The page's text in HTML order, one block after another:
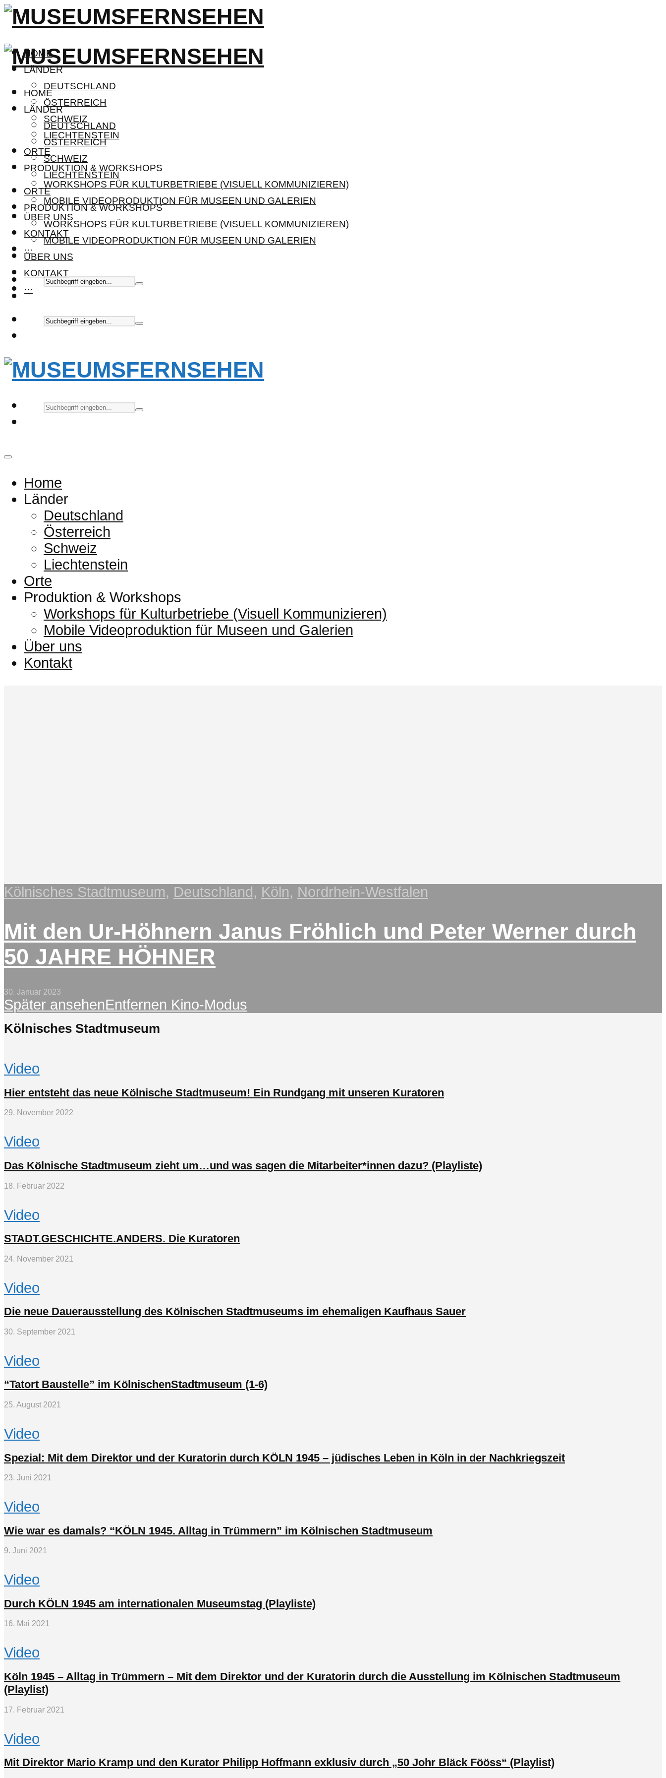
HOME
LÄNDER
DEUTSCHLAND
ÖSTERREICH
SCHWEIZ
LIECHTENSTEIN
ORTE
PRODUKTION & WORKSHOPS
WORKSHOPS FÜR KULTURBETRIEBE (VISUELL KOMMUNIZIEREN)
MOBILE VIDEOPRODUKTION FÜR MUSEEN UND GALERIEN
ÜBER UNS
KONTAKT
···
HOME
LÄNDER
DEUTSCHLAND
ÖSTERREICH
SCHWEIZ
LIECHTENSTEIN
ORTE
PRODUKTION & WORKSHOPS
WORKSHOPS FÜR KULTURBETRIEBE (VISUELL KOMMUNIZIEREN)
MOBILE VIDEOPRODUKTION FÜR MUSEEN UND GALERIEN
ÜBER UNS
KONTAKT
···
Home
Länder
Deutschland
Österreich
Schweiz
Liechtenstein
Orte
Produktion & Workshops
Workshops für Kulturbetriebe (Visuell Kommunizieren)
Mobile Videoproduktion für Museen und Galerien
Über uns
Kontakt
Kölnisches Stadtmuseum, Deutschland, Köln, Nordrhein-Westfalen
Mit den Ur-Höhnern Janus Fröhlich und Peter Werner durch
50 JAHRE HÖHNER
30. Januar 2023
Später ansehenEntfernen Kino-Modus
Kölnisches Stadtmuseum
Video
Hier entsteht das neue Kölnische Stadtmuseum! Ein Rundgang mit unseren Kuratoren
29. November 2022
Video
Das Kölnische Stadtmuseum zieht um…und was sagen die Mitarbeiter*innen dazu? (Playliste)
18. Februar 2022
Video
STADT.GESCHICHTE.ANDERS. Die Kuratoren
24. November 2021
Video
Die neue Dauerausstellung des Kölnischen Stadtmuseums im ehemaligen Kaufhaus Sauer
30. September 2021
Video
“Tatort Baustelle” im KölnischenStadtmuseum (1-6)
25. August 2021
Video
Spezial: Mit dem Direktor und der Kuratorin durch KÖLN 1945 – jüdisches Leben in Köln in der Nachkriegszeit
23. Juni 2021
Video
Wie war es damals? “KÖLN 1945. Alltag in Trümmern” im Kölnischen Stadtmuseum
9. Juni 2021
Video
Durch KÖLN 1945 am internationalen Museumstag (Playliste)
16. Mai 2021
Video
Köln 1945 – Alltag in Trümmern – Mit dem Direktor und der Kuratorin durch die Ausstellung im Kölnischen Stadtmuseum
(Playlist)
17. Februar 2021
Video
Mit Direktor Mario Kramp und den Kurator Philipp Hoffmann exklusiv durch „50 Johr Bläck Fööss“ (Playlist)